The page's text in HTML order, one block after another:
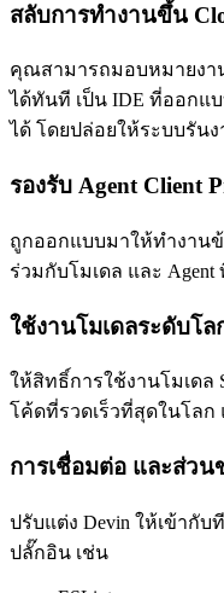
สลับการทำงานขึ้น
คุณสามารถมอบหมายงา
ได้ทันที เป็น IDE ที่ออก
ได้ โดยปล่อยให้ระบบรันง
รองรับ Agent Client
ถูกออกแบบมาให้ทำงาน
ร่วมกับโมเดล และ
ใช้งานโมเดลระดับโล
ให้สิทธิ์การใช้งานโมเดล
โค้ดที่รวดเร็วที่สุดในโลก
การเชื่อมต่อ และส่วน
ปรับแต่ง Devin ให้เข้ากั
ปลั๊กอิน เช่น